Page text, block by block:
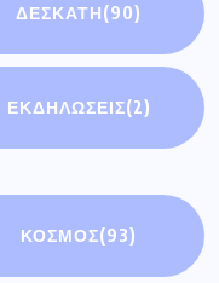
ΔΕΣΚΑΤΗ(90)
ΕΚΔΗΛΩΣΕΙΣ(2)
ΚΟΣΜΟΣ(93)